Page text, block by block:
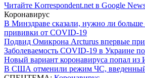
Читайте Korrespondent.net в Google
Коронавирус
В Минздраве сказали, нужно ли больше
прививки от COVID-19
Подвид Омикрона Arcturus впервые
Заболеваемость COVID-19 в Украине
Новый вариант коронавируса попал
В США отменили режим ЧС,